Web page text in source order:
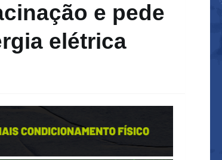
e pede
elétrica